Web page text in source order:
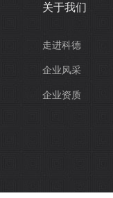
关于我们
走进科德
企业风采
企业资质